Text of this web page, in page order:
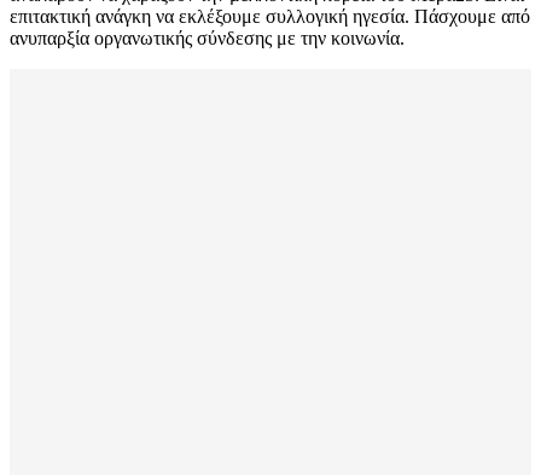
επιτακτική ανάγκη να εκλέξουμε συλλογική ηγεσία. Πάσχουμε από
ανυπαρξία οργανωτικής σύνδεσης με την κοινωνία.